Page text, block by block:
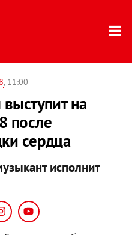
, 11:00
на
после
сердца
исполнит